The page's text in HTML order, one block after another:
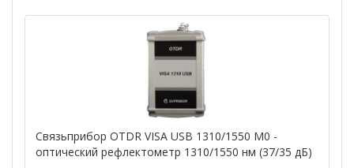
Связьприбор OTDR VISA USB 1310/1550 М0 -
оптический рефлектометр 1310/1550 нм (37/35 дБ)